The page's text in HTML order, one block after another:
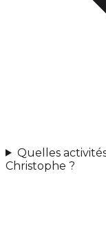
Quelles
Christophe ?